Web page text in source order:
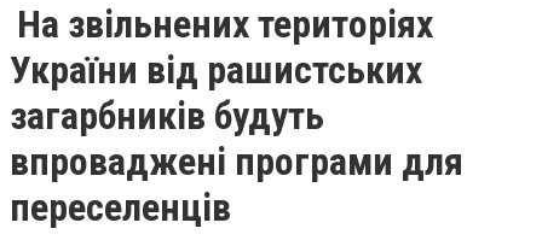
На звільнених територіях
України від рашистських
загарбників будуть
впроваджені програми для
переселенців